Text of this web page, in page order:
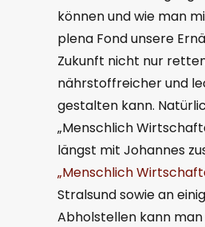
können und wie man
plena Fond unsere
Zukunft nicht nur
nährstoffreicher und
gestalten kann.
„Menschlich
längst mit Johannes
„Menschlich
Stralsund sowie an
Abholstellen kann